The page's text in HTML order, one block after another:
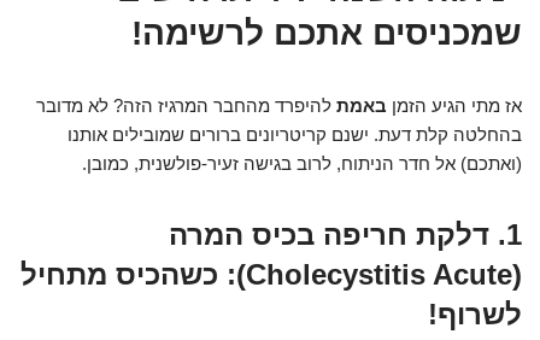
שמכניסים אתכם לרשימה!
אז מתי הגיע הזמן באמת להיפרד מהחבר המרגיז הזה? לא מדובר
בהחלטה קלת דעת. ישנם קריטריונים ברורים שמובילים אותנו
(ואתכם) אל חדר הניתוח, לרוב בגישה זעיר-פולשנית, כמובן.
1. דלקת חריפה בכיס המרה
(Cholecystitis Acute): כשהכיס מתחיל
לשרוף!